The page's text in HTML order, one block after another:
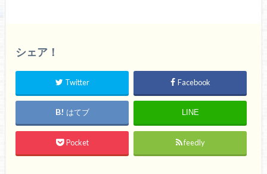
シェア！
Twitter Facebook
はてブ LINE
Pocket feedly